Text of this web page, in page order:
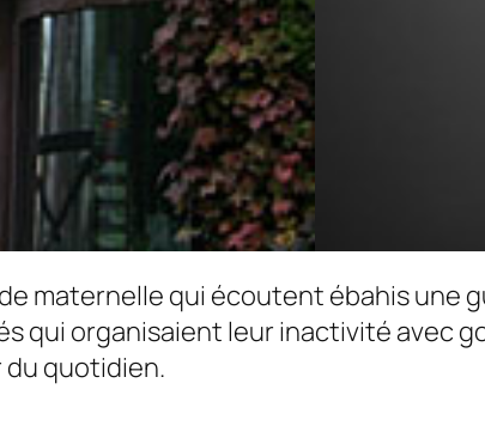
maternelle qui écoutent ébahis une
qui organisaient leur inactivité avec
du quotidien.